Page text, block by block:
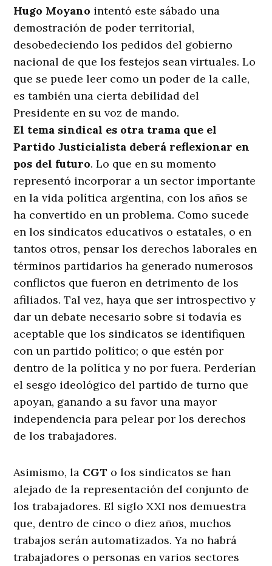
Hugo Moyano intentó este sábado una
demostración de poder territorial,
desobedeciendo los pedidos del gobierno
nacional de que los festejos sean virtuales. Lo
que se puede leer como un poder de la calle,
es también una cierta debilidad del
Presidente en su voz de mando.
El tema sindical es otra trama que el
Partido Justicialista deberá reflexionar en
pos del futuro. Lo que en su momento
representó incorporar a un sector importante
en la vida política argentina, con los años se
ha convertido en un problema. Como sucede
en los sindicatos educativos o estatales, o en
tantos otros, pensar los derechos laborales en
términos partidarios ha generado numerosos
conflictos que fueron en detrimento de los
afiliados. Tal vez, haya que ser introspectivo y
dar un debate necesario sobre si todavía es
aceptable que los sindicatos se identifiquen
con un partido político; o que estén por
dentro de la política y no por fuera. Perderían
el sesgo ideológico del partido de turno que
apoyan, ganando a su favor una mayor
independencia para pelear por los derechos
de los trabajadores.
Asimismo, la CGT o los sindicatos se han
alejado de la representación del conjunto de
los trabajadores. El siglo XXI nos demuestra
que, dentro de cinco o diez años, muchos
trabajos serán automatizados. Ya no habrá
trabajadores o personas en varios sectores